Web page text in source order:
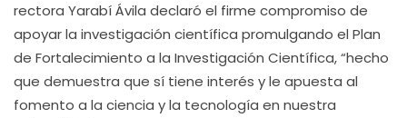
rectora Yarabí Ávila declaró el firme compromiso de
apoyar la investigación científica promulgando el Plan
de Fortalecimiento a la Investigación Científica, “hecho
que demuestra que sí tiene interés y le apuesta al
fomento a la ciencia y la tecnología en nuestra